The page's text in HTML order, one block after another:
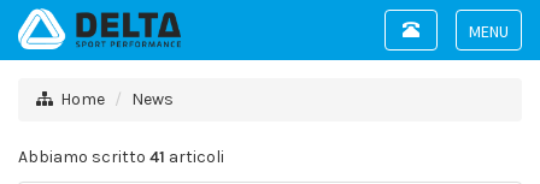
Toggle
Toggle
navigation
Home News
Abbiamo scritto 41 articoli